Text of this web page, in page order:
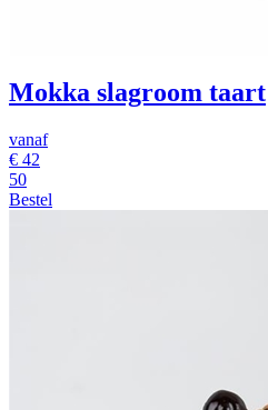
Mokka slagroom taart
vanaf
€ 42
50
Bestel